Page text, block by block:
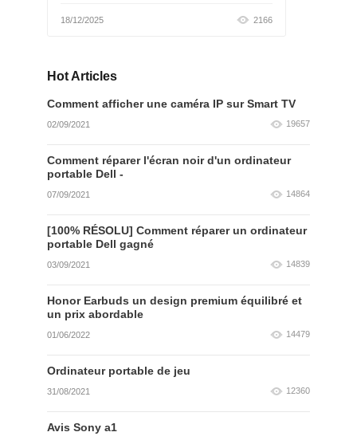
nadogradnji na novi...
18/12/2025 2166
Hot Articles
Comment afficher une caméra IP sur Smart TV
02/09/2021 19657
Comment réparer l'écran noir d'un ordinateur
portable Dell -
07/09/2021 14864
[100% RÉSOLU] Comment réparer un ordinateur
portable Dell gagné
03/09/2021 14839
Honor Earbuds un design premium équilibré et
un prix abordable
01/06/2022 14479
Ordinateur portable de jeu
31/08/2021 12360
Avis Sony a1